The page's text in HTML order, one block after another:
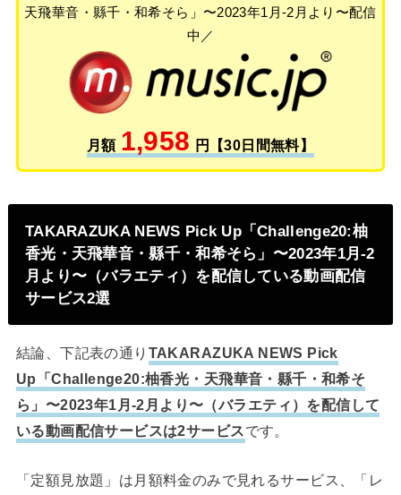
天飛華音・縣千・和希そら」〜2023年1月-2月より〜配信
中／
月額 1,958 円【30日間無料】
TAKARAZUKA NEWS Pick Up「Challenge20:柚
香光・天飛華音・縣千・和希そら」〜2023年1月-2
月より〜（バラエティ）を配信している動画配信
サービス2選
結論、下記表の通り TAKARAZUKA NEWS Pick
Up「Challenge20:柚香光・天飛華音・縣千・和希そ
ら」〜2023年1月-2月より〜（バラエティ）を配信して
いる動画配信サービスは2サービスです。
「定額見放題」は月額料金のみで見れるサービス、「レ